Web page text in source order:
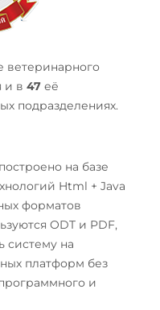
ветеринарного
и в 47 её
подразделениях.
на базе
Html + Java
форматов
ODT и PDF,
систему на
платформ без
и